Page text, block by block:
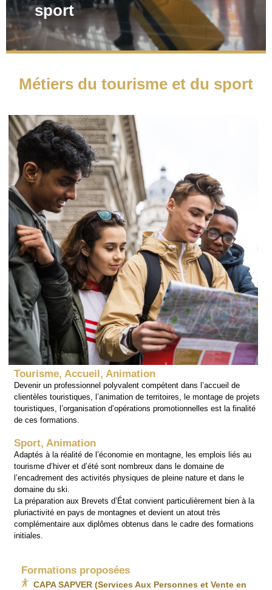
sport
Métiers du tourisme et du sport
Tourisme, Accueil, Animation
Devenir un professionnel polyvalent compétent dans l’accueil de
clientèles touristiques, l’animation de territoires, le montage de projets
touristiques, l’organisation d’opérations promotionnelles est la finalité
de ces formations.
Sport, Animation
Adaptés à la réalité de l’économie en montagne, les emplois liés au
tourisme d’hiver et d’été sont nombreux dans le domaine de
l’encadrement des activités physiques de pleine nature et dans le
domaine du ski.
La préparation aux Brevets d’État convient particulièrement bien à la
pluriactivité en pays de montagnes et devient un atout très
complémentaire aux diplômes obtenus dans le cadre des formations
initiales.
Formations proposées
CAPA SAPVER (Services Aux Personnes et Vente en